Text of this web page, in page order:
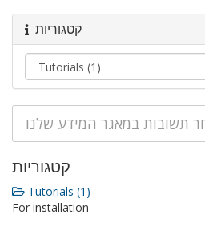
קטגוריות
קטגוריות
Tutorials (1)
For installation